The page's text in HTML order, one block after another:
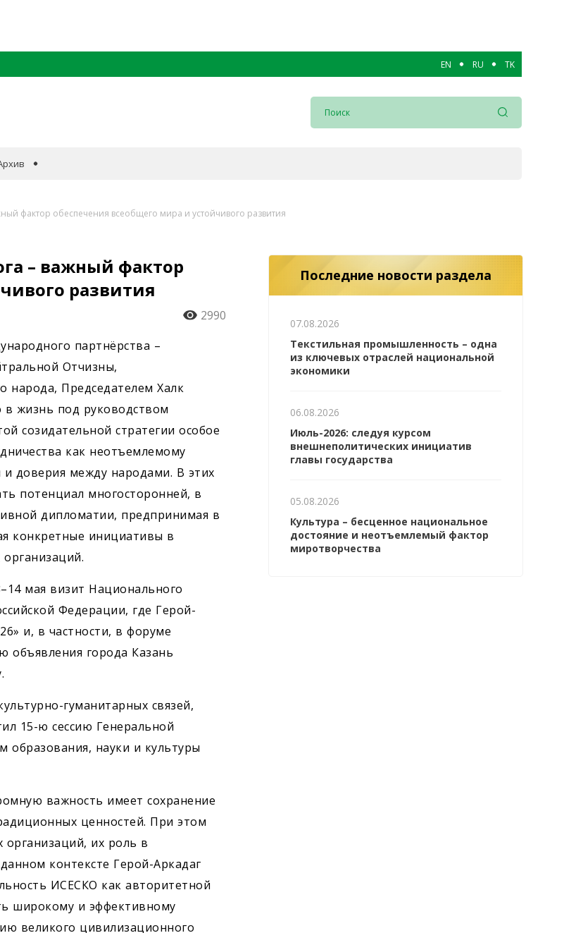
EN RU TK
фактор обеспечения всеобщего мира и устойчивого развития
– важный фактор
развития
2990
партнёрства –
Отчизны,
народа, Председателем Халк
жизнь под руководством
созидательной стратегии особое
как неотъемлемому
доверия между народами. В этих
потенциал многосторонней, в
дипломатии, предпринимая в
конкретные инициативы в
мая визит Национального
Федерации, где Герой-
и, в частности, в форуме
объявления города Казань
гуманитарных связей,
15-ю сессию Генеральной
образования, ­науки и культуры
важность имеет сохранение
ценностей. При этом
их роль в
контексте Герой-Аркадаг
ИСЕСКО как авторитетной
широкому и эффективному
великого цивилизационного
Последние новости раздела
07.08.2026
Текстильная промышленность – одна
из ключевых отраслей национальной
экономики
06.08.2026
Июль-2026: следуя курсом
внешнеполитических инициатив
главы государства
05.08.2026
Культура – бесценное национальное
достояние и неотъемлемый фактор
миротворчества